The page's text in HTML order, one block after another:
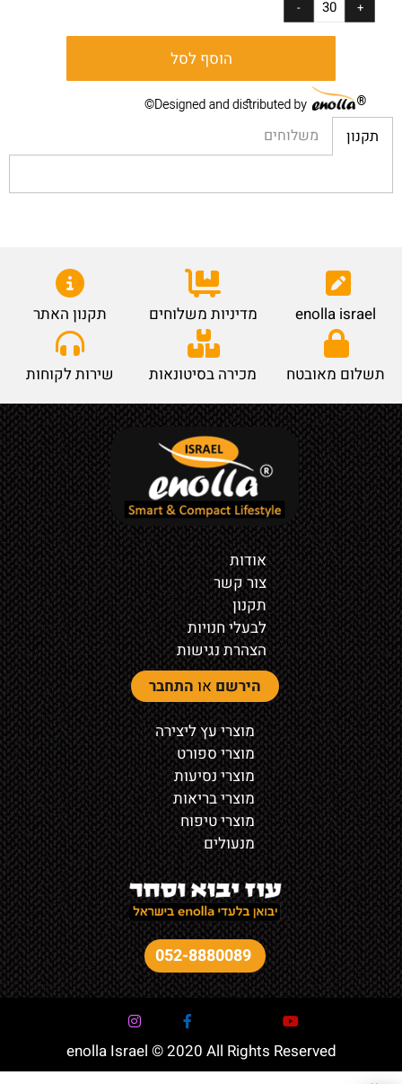
הוסף לסל
תקנון משלוחים
enolla israel מדיניות משלוחים תקנון האתר
תשלום מאובטח מכירה בסיטונאות שירות לקוחות
אודות
צור קשר
תקנון
לבעלי חנויות
הצהרת נגישות
הירשם או התחבר
מוצרי עץ ליצירה
מוצרי ספורט
מוצרי נסיעות
מוצרי בריאות
מוצרי טיפוח
מנעולים
052-8880089
enolla Israel © 2020 All Rights Reserved